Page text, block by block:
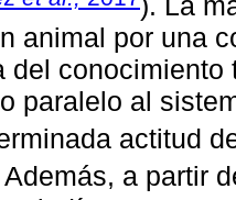
animal por una
del
paralelo al
actitud
Además, a partir